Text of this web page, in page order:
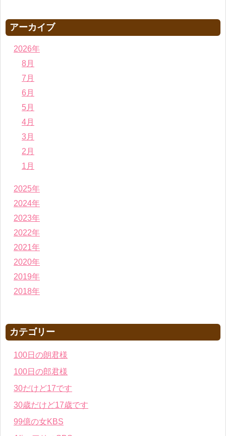
アーカイブ
2026年
8月
7月
6月
5月
4月
3月
2月
1月
2025年
2024年
2023年
2022年
2021年
2020年
2019年
2018年
カテゴリー
100日の朗君様
100日の郎君様
30だけど17です
30歳だけど17歳です
99億の女KBS